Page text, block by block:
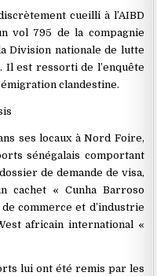
cueilli à l’AIBD
vol 795 de la compagnie
Division nationale de lutte
Il est ressorti de l’enquête
clandestine.
ses locaux à Nord Foire,
sénégalais comportant
de demande de visa,
cachet « Cunha Barroso
commerce et d’industrie
africain international «
lui ont été remis par les